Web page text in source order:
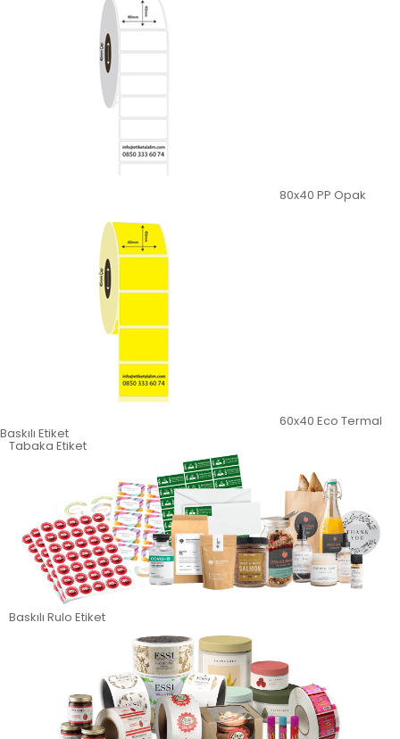
80x40 PP Opak
60x40 Eco Termal
Baskılı Etiket
Tabaka Etiket
Baskılı Rulo Etiket